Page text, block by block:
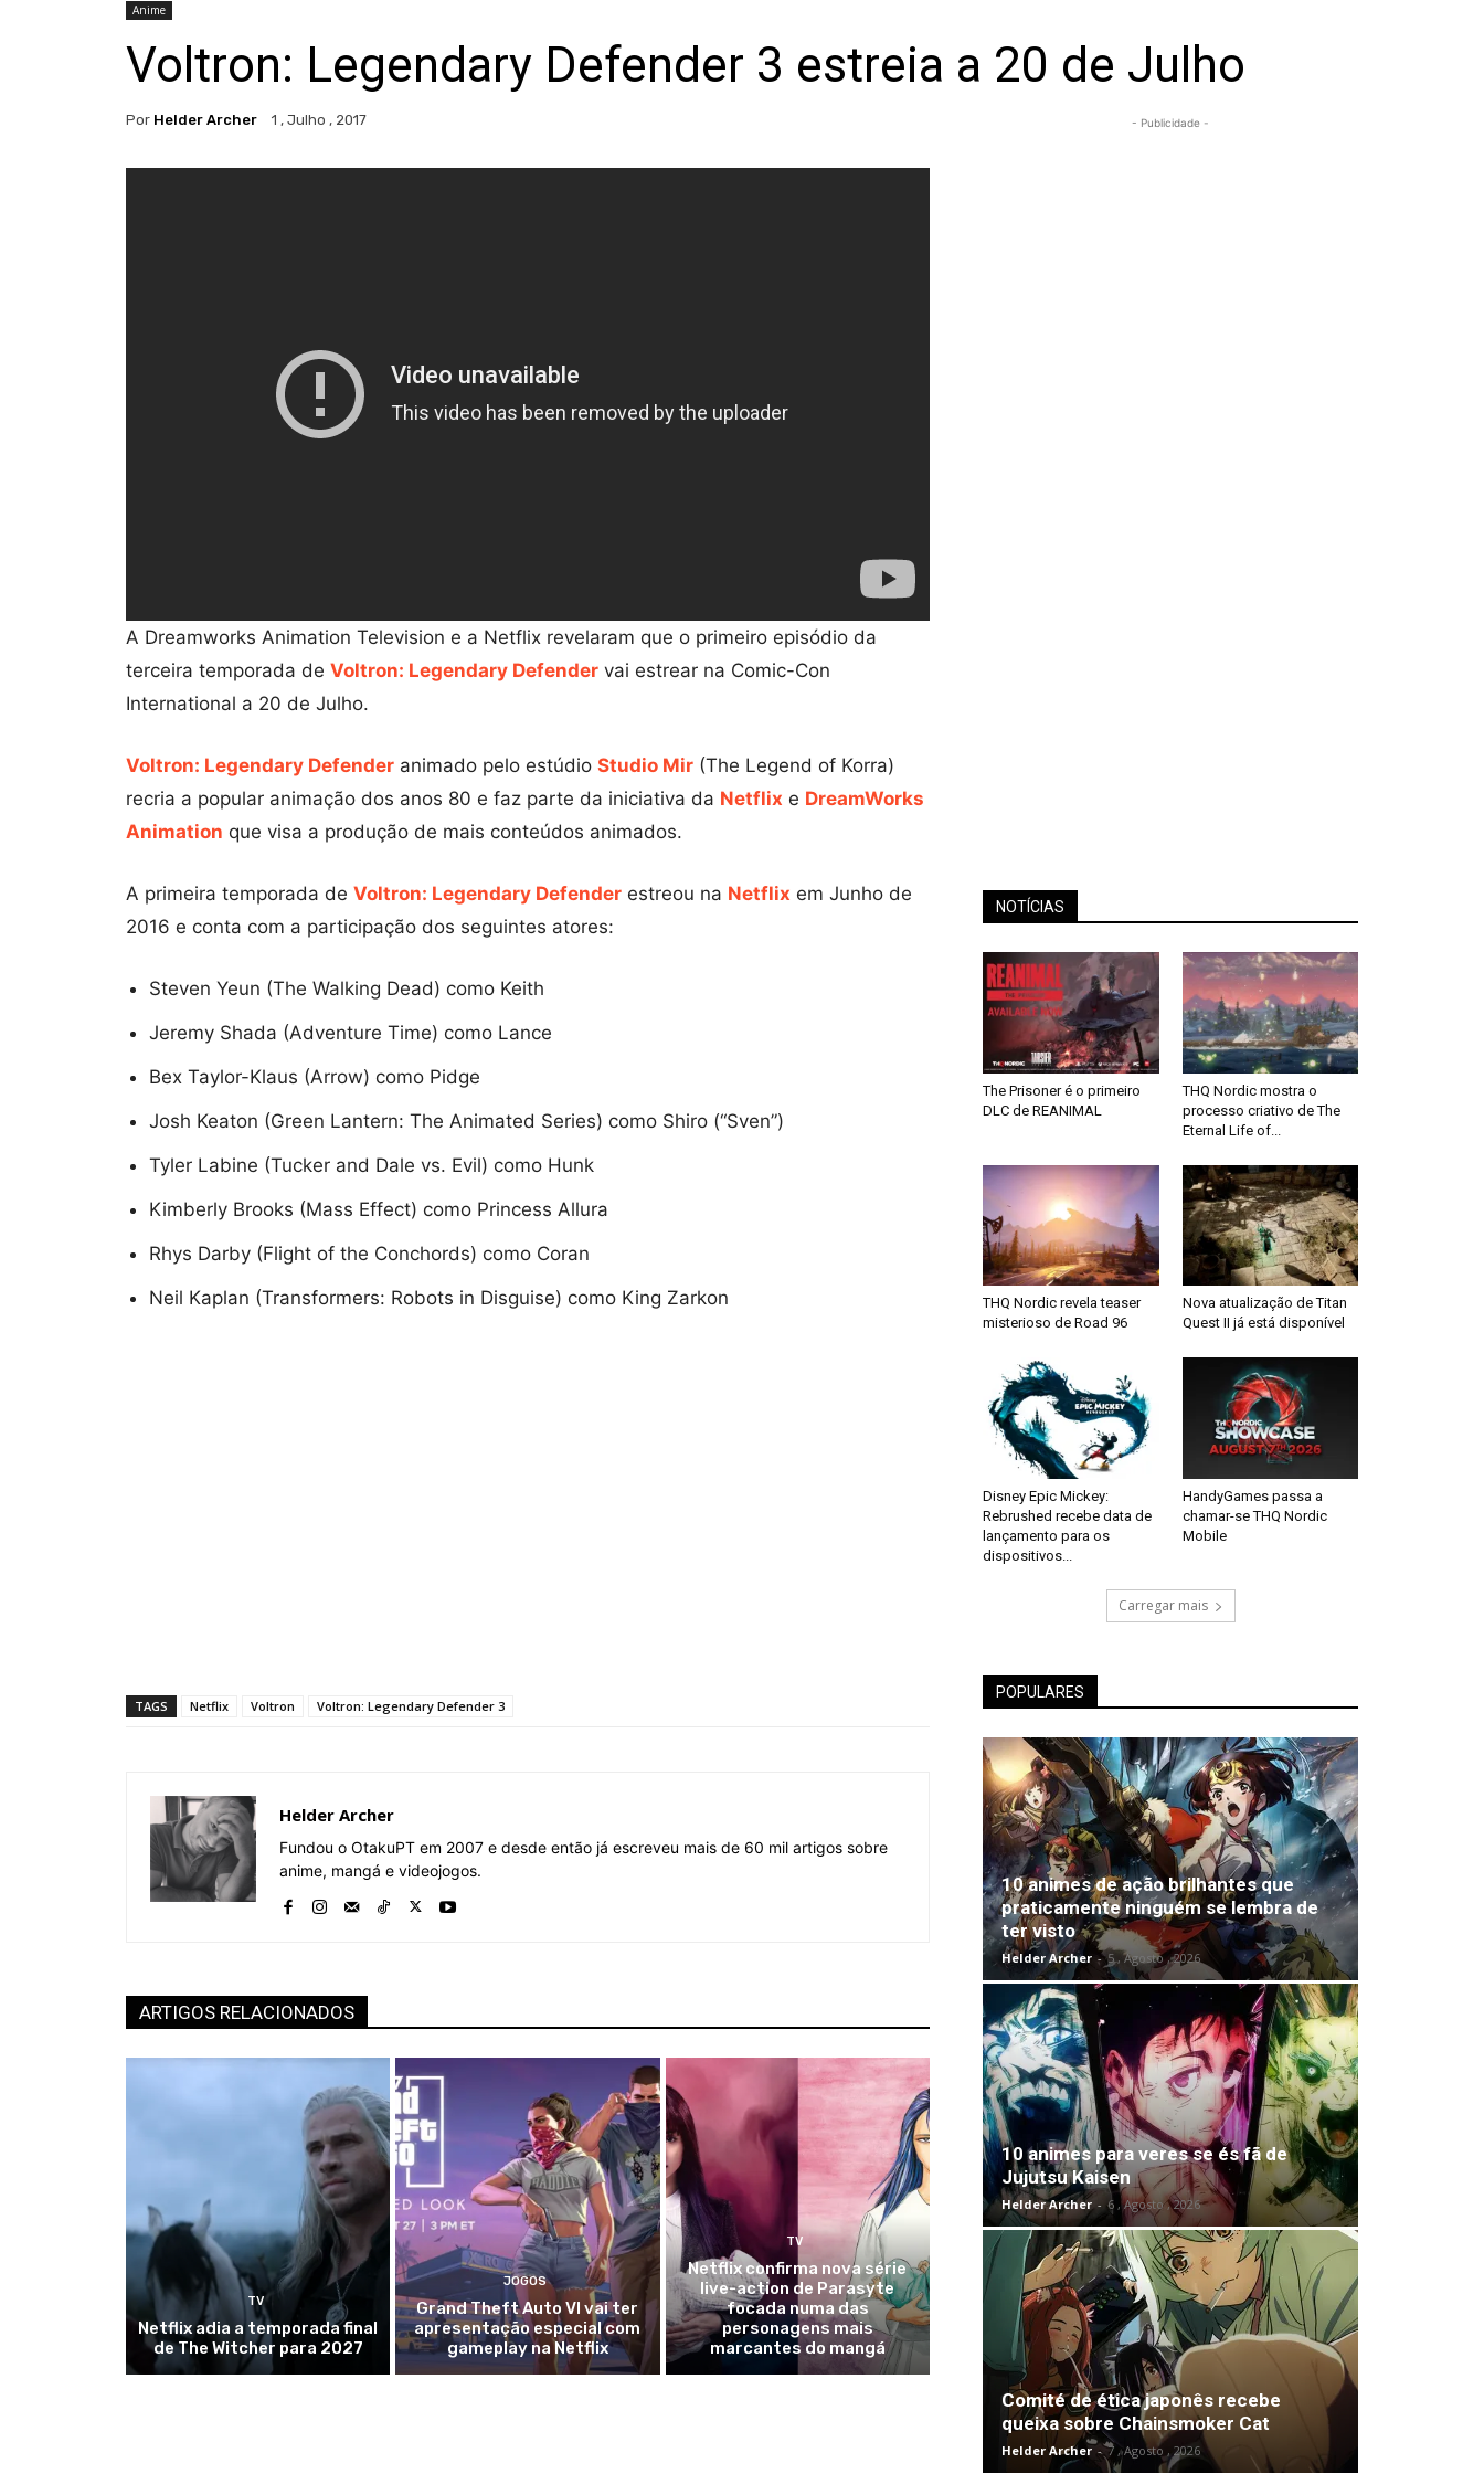
Anime
Voltron: Legendary Defender 3 estreia a 20 de Julho
Por Helder Archer 1 , Julho , 2017
A Dreamworks Animation Television e a Netflix revelaram que o primeiro episódio da
terceira temporada de Voltron: Legendary Defender vai estrear na Comic-Con
International a 20 de Julho.
Voltron: Legendary Defender animado pelo estúdio Studio Mir (The Legend of Korra)
recria a popular animação dos anos 80 e faz parte da iniciativa da Netflix e DreamWorks
Animation que visa a produção de mais conteúdos animados.
A primeira temporada de Voltron: Legendary Defender estreou na Netflix em Junho de
2016 e conta com a participação dos seguintes atores:
Steven Yeun (The Walking Dead) como Keith
Jeremy Shada (Adventure Time) como Lance
Bex Taylor-Klaus (Arrow) como Pidge
Josh Keaton (Green Lantern: The Animated Series) como Shiro (“Sven”)
Tyler Labine (Tucker and Dale vs. Evil) como Hunk
Kimberly Brooks (Mass Effect) como Princess Allura
Rhys Darby (Flight of the Conchords) como Coran
Neil Kaplan (Transformers: Robots in Disguise) como King Zarkon
TAGS Netflix Voltron Voltron: Legendary Defender 3
Helder Archer
Fundou o OtakuPT em 2007 e desde então já escreveu mais de 60 mil artigos sobre
anime, mangá e videojogos.
ARTIGOS RELACIONADOS
TV
Netflix adia a temporada final
de The Witcher para 2027
JOGOS
Grand Theft Auto VI vai ter
apresentação especial com
gameplay na Netflix
TV
Netflix confirma nova série
live-action de Parasyte
focada numa das
personagens mais
marcantes do mangá
- Publicidade -
NOTÍCIAS
The Prisoner é o primeiro
DLC de REANIMAL
THQ Nordic mostra o
processo criativo de The
Eternal Life of...
THQ Nordic revela teaser
misterioso de Road 96
Nova atualização de Titan
Quest II já está disponível
Disney Epic Mickey:
Rebrushed recebe data de
lançamento para os
dispositivos...
HandyGames passa a
chamar-se THQ Nordic
Mobile
Carregar mais
POPULARES
10 animes de ação brilhantes que
praticamente ninguém se lembra de
ter visto
Helder Archer - 5 , Agosto , 2026
10 animes para veres se és fã de
Jujutsu Kaisen
Helder Archer - 6 , Agosto , 2026
Comité de ética japonês recebe
queixa sobre Chainsmoker Cat
Helder Archer - 7 , Agosto , 2026